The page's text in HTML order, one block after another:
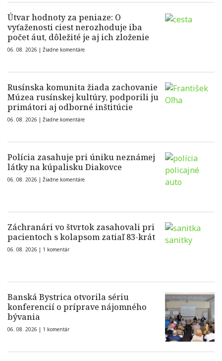
Útvar hodnoty za peniaze: O
vyťaženosti ciest nerozhoduje iba
počet áut, dôležité je aj ich zloženie
06. 08. 2026 | Žiadne komentáre
Rusínska komunita žiada zachovanie
Múzea rusínskej kultúry, podporili ju
primátori aj odborné inštitúcie
06. 08. 2026 | Žiadne komentáre
Polícia zasahuje pri úniku neznámej
látky na kúpalisku Diakovce
06. 08. 2026 | Žiadne komentáre
Záchranári vo štvrtok zasahovali pri
pacientoch s kolapsom zatiaľ 83-krát
06. 08. 2026 | 1 komentár
Banská Bystrica otvorila sériu
konferencií o príprave nájomného
bývania
06. 08. 2026 | 1 komentár